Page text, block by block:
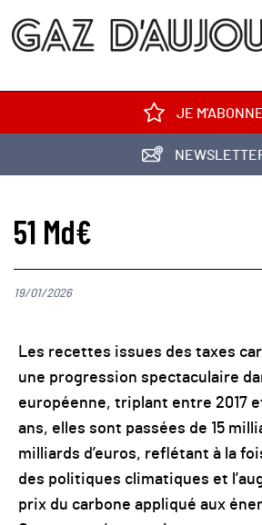
JE M'ABONNE
51 Md€
19/01/2026
Les recettes issues des taxes
une progression spectaculaire
européenne, triplant entre 2017
ans, elles sont passées de 15
milliards d’euros, reflétant à la
des politiques climatiques et
prix du carbone appliqué aux